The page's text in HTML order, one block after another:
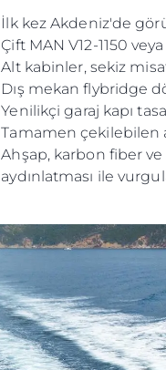
İlk kez Akdeniz'de
Çift MAN V12-1150
Alt kabinler, sekiz
Dış mekan flybridge
Yenilikçi garaj kapı
Tamamen çekilebilen
Ahşap, karbon fiber
aydınlatması ile